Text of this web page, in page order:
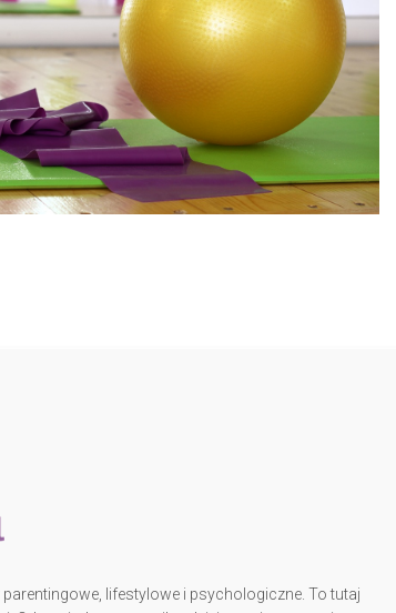
lifestylowe i psychologiczne. To tutaj